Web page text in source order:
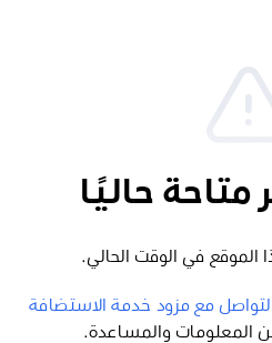
متاحة حاليًا
الموقع في الوقت الحالي.
التواصل مع مزود خدمة الاستضافة
المعلومات والمساعدة.